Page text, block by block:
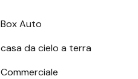
Box Auto
casa da cielo a terra
Commerciale